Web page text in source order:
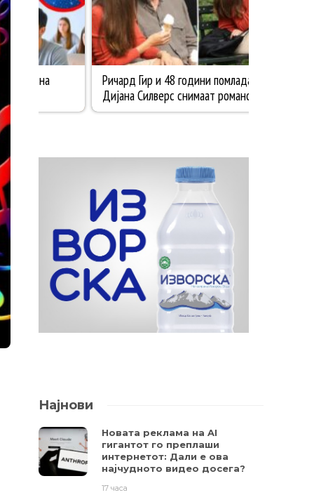
Најнови
Новата реклама на AI
гигантот го преплаши
интернетот: Дали е ова
најчудното видео досега?
17 часа